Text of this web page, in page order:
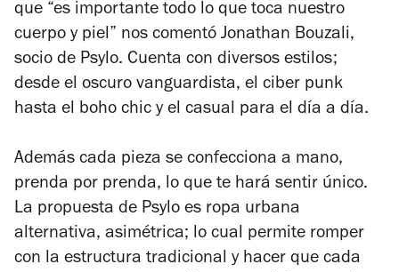
que “es importante todo lo que toca nuestro
cuerpo y piel” nos comentó Jonathan Bouzali,
socio de Psylo. Cuenta con diversos estilos;
desde el oscuro vanguardista, el ciber punk
hasta el boho chic y el casual para el día a día.
Además cada pieza se confecciona a mano,
prenda por prenda, lo que te hará sentir único.
La propuesta de Psylo es ropa urbana
alternativa, asimétrica; lo cual permite romper
con la estructura tradicional y hacer que cada